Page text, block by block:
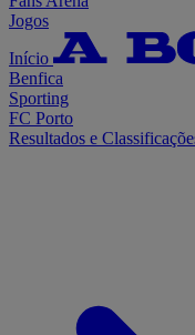
Jogos
Início
Benfica
Sporting
FC Porto
Resultados e